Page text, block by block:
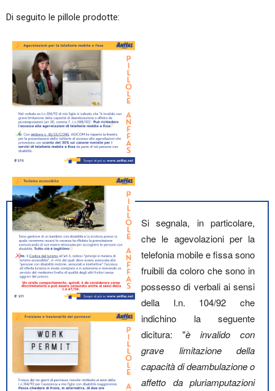
Di seguito le pillole prodotte:
Si segnala, in particolare,
che le agevolazioni per la
telefonia mobile e fissa sono
fruibili da coloro che sono in
possesso di verbali ai sensi
della l.n. 104/92 che
indichino la seguente
dicitura: "è invalido con
grave limitazione della
capacità di deambulazione o
affetto da pluriamputazioni